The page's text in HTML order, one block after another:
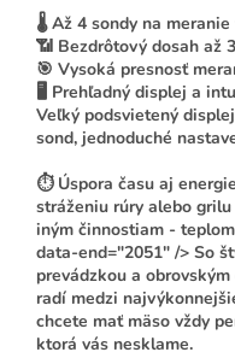
🌡️Až 4 sondy na
📶 Bezdrôtový dosah až
🎯 Vysoká presnosť
🖥️ Prehľadný displej a
Veľký podsvietený
sond, jednoduché
⏱️ Úspora času aj energie
stráženiu rúry alebo
iným činnostiam -
data-end="2051" /> So
prevádzkou a
radí medzi
chcete mať mäso vždy
ktorá vás nesklame.